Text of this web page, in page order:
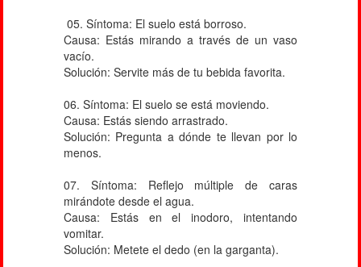
05. Síntoma: El suelo está borroso.
Causa: Estás mirando a través de un vaso
vacío.
Solución: Servite más de tu bebida favorita.
06. Síntoma: El suelo se está moviendo.
Causa: Estás siendo arrastrado.
Solución: Pregunta a dónde te llevan por lo
menos.
07. Síntoma: Reflejo múltiple de caras
mirándote desde el agua.
Causa: Estás en el inodoro, intentando
vomitar.
Solución: Metete el dedo (en la garganta).